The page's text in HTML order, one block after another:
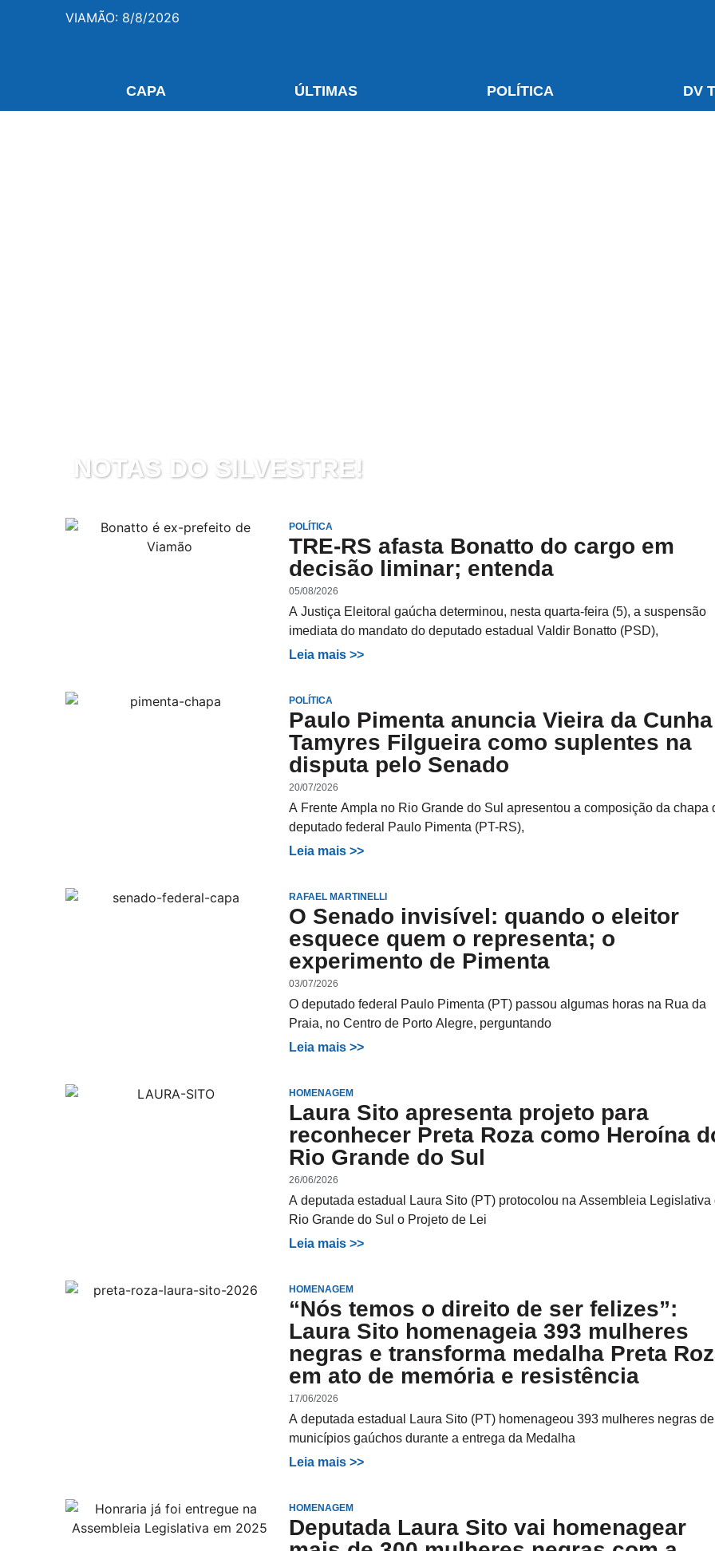
VIAMÃO: 8/8/2026
CAPA ÚLTIMAS POLÍTICA DV
NOTAS DO SILVESTRE!
POLÍTICA
TRE-RS afasta Bonatto do cargo em
decisão liminar; entenda
05/08/2026
A Justiça Eleitoral gaúcha determinou, nesta quarta-feira (5), a suspensão
imediata do mandato do deputado estadual Valdir Bonatto (PSD),
Leia mais >>
POLÍTICA
Paulo Pimenta anuncia Vieira da
Tamyres Filgueira como suplentes na
disputa pelo Senado
20/07/2026
A Frente Ampla no Rio Grande do Sul apresentou a composição da chapa
deputado federal Paulo Pimenta (PT-RS),
Leia mais >>
RAFAEL MARTINELLI
O Senado invisível: quando o eleitor
esquece quem o representa; o
experimento de Pimenta
03/07/2026
O deputado federal Paulo Pimenta (PT) passou algumas horas na Rua da
Praia, no Centro de Porto Alegre, perguntando
Leia mais >>
HOMENAGEM
Laura Sito apresenta projeto para
reconhecer Preta Roza como Heroína
Rio Grande do Sul
26/06/2026
A deputada estadual Laura Sito (PT) protocolou na Assembleia Legislativa
Rio Grande do Sul o Projeto de Lei
Leia mais >>
HOMENAGEM
“Nós temos o direito de ser felizes”:
Laura Sito homenageia 393 mulheres
negras e transforma medalha Preta
em ato de memória e resistência
17/06/2026
A deputada estadual Laura Sito (PT) homenageou 393 mulheres negras
municípios gaúchos durante a entrega da Medalha
Leia mais >>
HOMENAGEM
Deputada Laura Sito vai homenagear